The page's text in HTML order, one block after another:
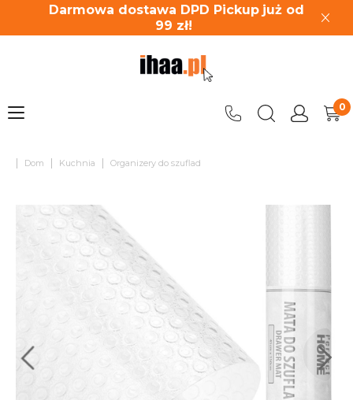
Darmowa dostawa DPD Pickup już od
99 zł!
| Dom | Kuchnia | Organizery do szuflad